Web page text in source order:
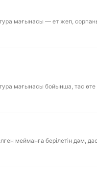
мағынасы — ет жеп,
мағынасы бойынша, тас
мейманға берілетін дәм,